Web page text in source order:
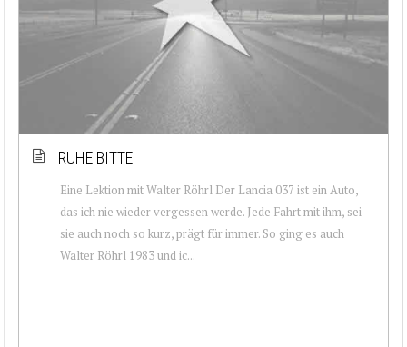
RUHE BITTE!
Eine Lektion mit Walter Röhrl Der Lancia 037 ist ein Auto,
das ich nie wieder vergessen werde. Jede Fahrt mit ihm, sei
sie auch noch so kurz, prägt für immer. So ging es auch
Walter Röhrl 1983 und ic...